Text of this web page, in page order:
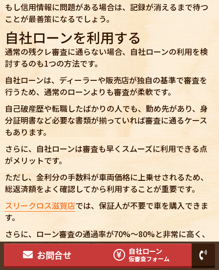
お問合せ 自社ローン
仮審査フォーム
もし信用情報に問題がある場合は、記録が消えるまで待つ
ことが最善策になるでしょう。
自社ローンを利用する
通常の残クレ審査に通らない場合、自社ローンの利用を検
討するのも1つの方法です。
自社ローンは、ディーラーや販売店が独自の基準で審査を
行うため、通常のローンよりも審査が柔軟です。
自己破産歴や転職したばかりの人でも、勤め先があり、身
分証明書など必要な書類が揃っていれば審査に通るケース
もあります。
さらに、自社ローンは審査も早くスムーズに利用できる点
がメリットです。
ただし、金利分の手数料が車両価格に上乗せされるため、
総返済額をよく確認してから利用することが重要です。
スリークロス滋賀店では、保証人が不要で車を購入できま
す。
さらに、ローン審査の通過率が70%〜80%と非常に高く、
多くの方が利用しやすいのが特徴です。
残クレローンの審査に落ちた方は、一度スリークロス滋賀